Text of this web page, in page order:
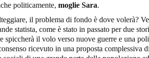
politicamente, moglie Sara.
il problema di fondo è dove volerà?
statista, come è stato in passato per due
spiccherà il volo verso nuove guerre e una
ricevuto in una proposta complessiva